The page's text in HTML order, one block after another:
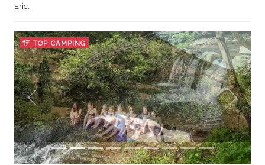
Eric.
TOP CAMPING
Précédent Suivant
© ☘️ CAMPING LA CASCADE (CLEF VERTE)